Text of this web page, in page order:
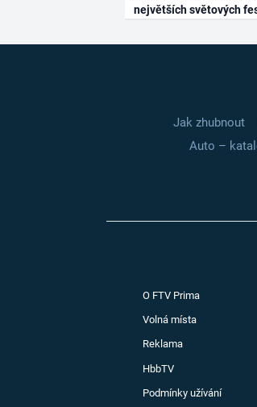
největších světových
Jak zhubnout
Auto –
O FTV Prima
Volná místa
Reklama
HbbTV
Podmínky užívání